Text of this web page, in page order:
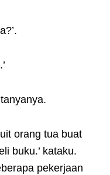
orang tua buat
buku.’ kataku.
pekerjaan